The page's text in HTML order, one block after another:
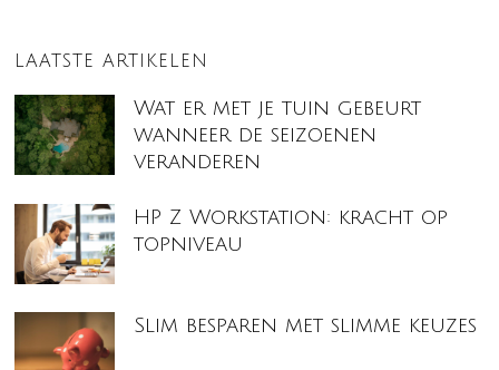
LAATSTE ARTIKELEN
Wat er met je tuin gebeurt
wanneer de seizoenen
veranderen
HP Z Workstation: kracht op
topniveau
Slim besparen met slimme keuzes